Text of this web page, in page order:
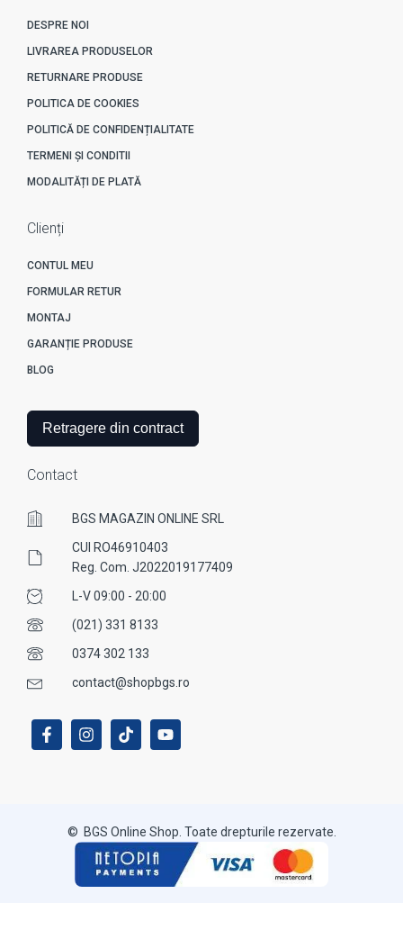
DESPRE NOI
LIVRAREA PRODUSELOR
RETURNARE PRODUSE
POLITICA DE COOKIES
POLITICĂ DE CONFIDENȚIALITATE
TERMENI ȘI CONDITII
MODALITĂȚI DE PLATĂ
Clienți
CONTUL MEU
FORMULAR RETUR
MONTAJ
GARANȚIE PRODUSE
BLOG
Retragere din contract
Contact
BGS MAGAZIN ONLINE SRL
CUI RO46910403
Reg. Com. J2022019177409
L-V 09:00 - 20:00
(021) 331 8133
0374 302 133
contact@shopbgs.ro
© BGS Online Shop. Toate drepturile rezervate.